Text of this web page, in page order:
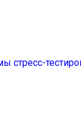
стресс-